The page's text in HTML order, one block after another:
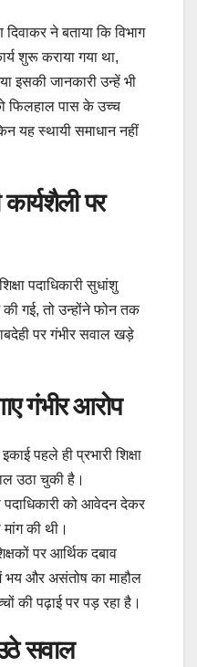
ने बताया कि विभाग
शुरू कराया गया था,
इसकी जानकारी उन्हें भी
फिलहाल पास के उच्च
यह स्थायी समाधान नहीं
कार्यशैली पर
पदाधिकारी सुधांशु
गई, तो उन्होंने फोन तक
पर गंभीर सवाल खड़े
गंभीर आरोप
पहले ही प्रभारी शिक्षा
उठा चुकी है।
पदाधिकारी को आवेदन देकर
की थी।
पर आर्थिक दबाव
भय और असंतोष का माहौल
की पढ़ाई पर पड़ रहा है।
उठे सवाल